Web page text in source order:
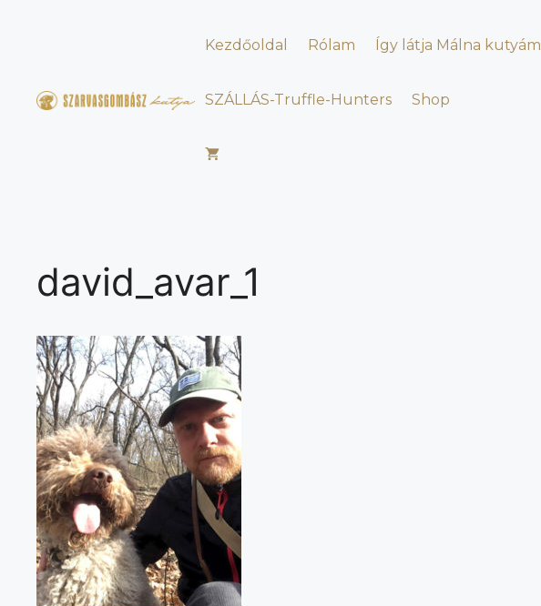
Kezdőoldal Rólam Így látja Málna kutyám
SZÁLLÁS-Truffle-Hunters Shop
david_avar_1